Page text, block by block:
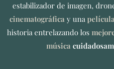
estabilizador de imagen,
cinematográfica y una
historia entrelazando los
música